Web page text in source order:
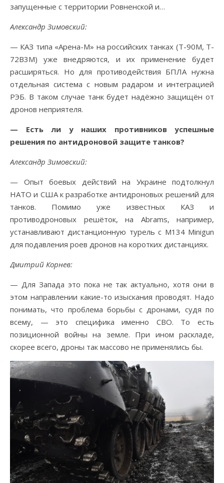
запущенные с территории Ровненской и…
Александр Зимовский:
— КАЗ типа «Арена-М» на российских танках (T-90M, T-
72B3M) уже внедряются, и их применение будет
расширяться. Но для противодействия БПЛА нужна
отдельная система с новым радаром и интеграцией
РЭБ. В таком случае танк будет надёжно защищён от
дронов неприятеля.
— Есть ли у наших противников успешные
решения по антидроновой защите танков?
Александр Зимовский:
— Опыт боевых действий на Украине подтолкнул
НАТО и США к разработке антидроновых решений для
танков. Помимо уже известных КАЗ и
противодроновых решёток, на Abrams, например,
устанавливают дистанционную турель с M134 Minigun
для подавления роев дронов на коротких дистанциях.
Дмитрий Корнев:
— Для Запада это пока не так актуально, хотя они в
этом направлении какие-то изыскания проводят. Надо
понимать, что проблема борьбы с дронами, судя по
всему, — это специфика именно СВО. То есть
позиционной войны на земле. При ином раскладе,
скорее всего, дроны так массово не применялись бы.